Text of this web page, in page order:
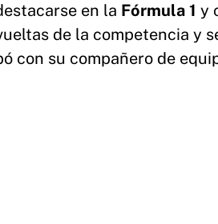
en la Fórmula 1 y
de la competencia y
con su compañero de